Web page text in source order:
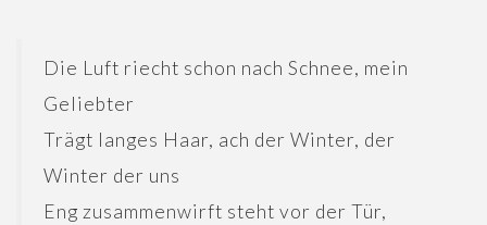
Die Luft riecht schon nach Schnee, mein
Geliebter
Trägt langes Haar, ach der Winter, der
Winter der uns
Eng zusammenwirft steht vor der Tür,